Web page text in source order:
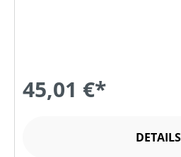
45,01 €*
DETAILS